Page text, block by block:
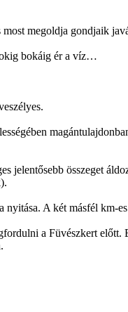
most megoldja gondjaik
bokáig ér a víz…
összeget
A két másfél km-
a Füvészkert